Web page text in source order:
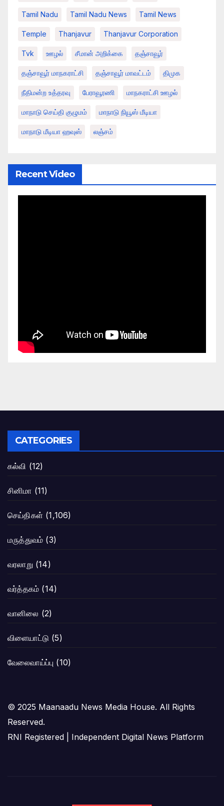
Tamil Nadu Tamil Nadu News Tamil News
Temple Thanjavur Thanjavur Corporation
Tvk ஊழல் சீமான் அறிக்கை தஞ்சாவூர்
தஞ்சாவூர் மாநகராட்சி தஞ்சாவூர் மாவட்டம் திமுக
நீதிமன்ற உத்தரவு பேராவூரணி மாநகராட்சி ஊழல்
மாநாடு செய்தி குழுமம் மாநாடு நியூஸ் மீடியா
மாநாடு மீடியா ஹவுஸ் லஞ்சம்
Recent Video
CATEGORIES
கல்வி (12)
சினிமா (11)
செய்திகள் (1,106)
மருத்துவம் (3)
வரலாறு (14)
வர்த்தகம் (14)
வானிலை (2)
விளையாட்டு (5)
வேலைவாய்ப்பு (10)
© 2025 Maanaadu News Media House. All Rights
Reserved.
RNI Registered | Independent Digital News Platform